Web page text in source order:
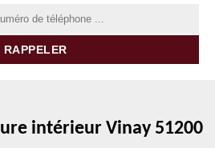
intérieur Vinay 51200